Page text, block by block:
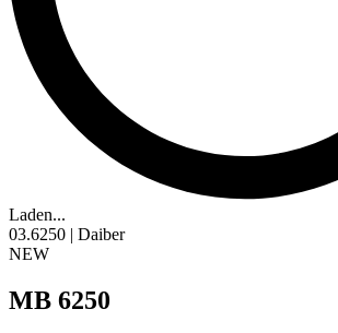
Laden...
03.6250 | Daiber
NEW
MB 6250